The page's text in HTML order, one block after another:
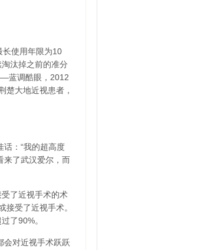
长使用年限为10
汰掉之前的准分
蓝调酷眼，2012
楚大地近视患者，
：“我的超高度
来了武汉爱尔，而
了近视手术的术
受了近视手术。
了90%。
会对近视手术跃跃